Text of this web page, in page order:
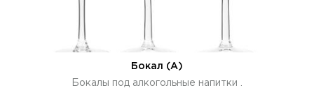
Бокал (А)
Бокалы под алкогольные напитки .